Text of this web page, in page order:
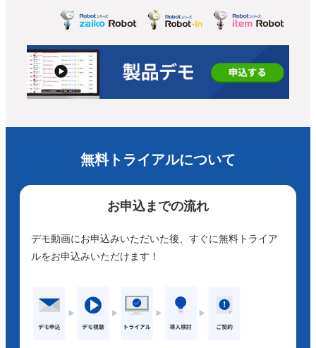
無料トライアルについて
お申込までの流れ
デモ動画にお申込みいただいた後、すぐに無料トライア
ルをお申込みいただけます！